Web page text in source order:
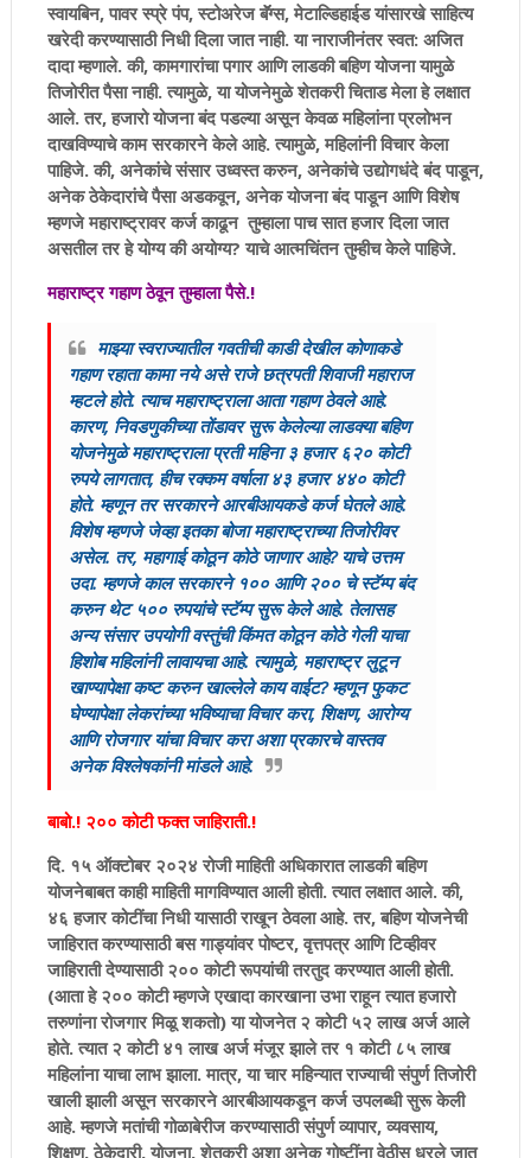
स्वायबिन, पावर स्प्रे पंप, स्टोअरेज बॅॅग्स, मेटाल्डिहाईड यांसारखे साहित्य
खरेदी करण्यासाठी निधी दिला जात नाही. या नाराजीनंतर स्वत: अजित
दादा म्हणाले. की, कामगारांचा पगार आणि लाडकी बहिण योजना यामुळे
तिजोरीत पैसा नाही. त्यामुळे, या योजनेमुळे शेतकरी चिताड मेला हे लक्षात
आले. तर, हजारो योजना बंद पडल्या असून केवळ महिलांना प्रलोभन
दाखविण्याचे काम सरकारने केले आहे. त्यामुळे, महिलांनी विचार केला
पाहिजे. की, अनेकांचे संसार उध्वस्त करुन, अनेकांचे उद्योगधंदे बंद पाडून,
अनेक ठेकेदारांचे पैसा अडकवून, अनेक योजना बंद पाडून आणि विशेष
म्हणजे महाराष्ट्रावर कर्ज काढून तुम्हाला पाच सात हजार दिला जात
असतील तर हे योग्य की अयोग्य? याचे आत्मचिंतन तुम्हीच केले पाहिजे.
महाराष्ट्र गहाण ठेवून तुम्हाला पैसे.!
माझ्या स्वराज्यातील गवतीची काडी देखील कोणाकडे
गहाण रहाता कामा नये असे राजे छत्रपती शिवाजी महाराज
म्हटले होते. त्याच महाराष्ट्राला आता गहाण ठेवले आहे.
कारण, निवडणुकीच्या तोंडावर सुरू केलेल्या लाडक्या बहिण
योजनेमुळे महाराष्ट्राला प्रती महिना ३ हजार ६२० कोटी
रुपये लागतात, हीच रक्कम वर्षाला ४३ हजार ४४० कोटी
होते. म्हणून तर सरकारने आरबीआयकडे कर्ज घेतले आहे.
विशेष म्हणजे जेव्हा इतका बोजा महाराष्ट्राच्या तिजोरीवर
असेल. तर, महागाई कोठून कोठे जाणार आहे? याचे उत्तम
उदा. म्हणजे काल सरकारने १०० आणि २०० चे स्टॅम्प बंद
करुन थेट ५०० रुपयांचे स्टॅम्प सुरू केले आहे. तेलासह
अन्य संसार उपयोगी वस्तुंची किंमत कोठून कोठे गेली याचा
हिशोब महिलांनी लावायचा आहे. त्यामुळे, महाराष्ट्र लुटून
खाण्यापेक्षा कष्ट करुन खाल्लेले काय वाईट? म्हणून फुकट
घेण्यापेक्षा लेकरांच्या भविष्याचा विचार करा, शिक्षण, आरोग्य
आणि रोजगार यांचा विचार करा अशा प्रकारचे वास्तव
अनेक विश्‍लेषकांनी मांडले आहे.
बाबो.! २०० कोटी फक्त जाहिराती.!
दि. १५ ऑक्टोबर २०२४ रोजी माहिती अधिकारात लाडकी बहिण
योजनेबाबत काही माहिती मागविण्यात आली होती. त्यात लक्षात आले. की,
४६ हजार कोटींचा निधी यासाठी राखून ठेवला आहे. तर, बहिण योजनेची
जाहिरात करण्यासाठी बस गाड्यांवर पोष्टर, वृत्तपत्र आणि टिव्हीवर
जाहिराती देण्यासाठी २०० कोटी रूपयांची तरतुद करण्यात आली होती.
(आता हे २०० कोटी म्हणजे एखादा कारखाना उभा राहून त्यात हजारो
तरुणांना रोजगार मिळू शकतो) या योजनेत २ कोटी ५२ लाख अर्ज आले
होते. त्यात २ कोटी ४१ लाख अर्ज मंजूर झाले तर १ कोटी ८५ लाख
महिलांना याचा लाभ झाला. मात्र, या चार महिन्यात राज्याची संपुर्ण तिजोरी
खाली झाली असून सरकारने आरबीआयकडून कर्ज उपलब्धी सुरू केली
आहे. म्हणजे मतांची गोळाबेरीज करण्यासाठी संपुर्ण व्यापार, व्यवसाय,
शिक्षण, ठेकेदारी, योजना, शेतकरी अशा अनेक गोष्टींना वेठीस धरले जात